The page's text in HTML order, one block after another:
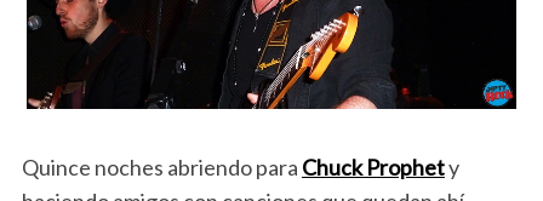
Quince noches abriendo para Chuck Prophety